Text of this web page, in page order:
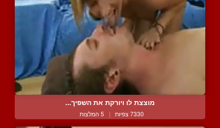
מוצצת לו ויורקת את השפיך...
7330 צפיות | 5 המלצות